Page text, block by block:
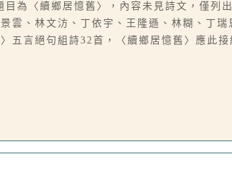
目為〈續鄉居憶舊〉，內容未見詩文，僅
雲、林文汸、丁依宇、王隆遜、林糊、丁
五言絕句組詩32首，〈續鄉居憶舊〉應此接